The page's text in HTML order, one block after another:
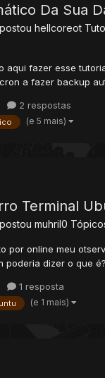
Da Sua
hellcoreot
aqui fazer esse
a fazer backup
database deve estar
usado no tuto...
2 respostas
(e 5 mais)
Terminal
muhril0
por online meu
poderia dizer o que
1 resposta
(e 1 mais)